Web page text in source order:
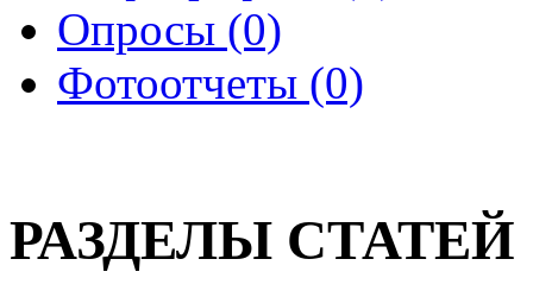
Опросы (0)
Фотоотчеты (0)
РАЗДЕЛЫ СТАТЕЙ